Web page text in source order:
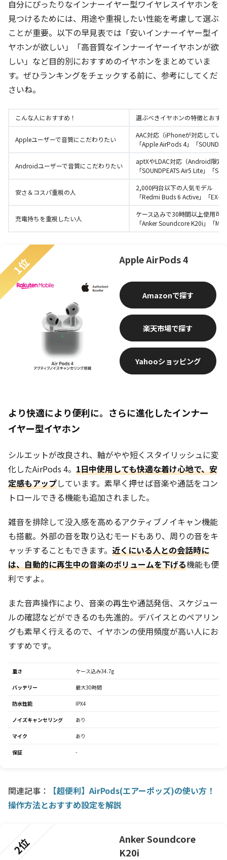
自分にぴったりなインナーイヤー型ワイヤレスイヤホンを
見つけるためには、用途や重視したい性能を考慮して選ぶ
ことが重要。以下の早見表では「安いインナーイヤー型イ
ヤホンが欲しい」「高音質なインナーイヤーイヤホンが欲
しい」など目的別におすすめのイヤホンをまとめていま
す。ぜひランキングをチェックする前に、参考にしてくだ
さいね。
こんな人におすすめ！ 選ぶべきイヤホンの特徴とおす
Appleユーザーで音質にこだわりたい
AAC対応（iPhoneが対応してい
「Apple AirPods 4」「
Androidユーザーで音質にこだわりたい
aptXやLDAC対応（Android限定
「SOUNDPEATS Air5 Lite」「
安さ＆コスパ重視の人
2,000円台以下の人気モデル
「Redmi Buds 6 Active」「EX-
充電持ちを重視したい人
ケース込みで30時間以上使用可能
「Anker Soundcore K20i」「
1位 Apple AirPods 4
楽天市場
Amazon
Yahooショッピング
より快適により便利に。さらに進化したインナー
イヤー型イヤホン
シルエットが改良され、軸がやや短くスタイリッシュに変
化したAirPods 4。 1日中使用しても快適な着け心地で、安
定感もアップしています。素早く押せば音楽や通話をコン
トロールできる機能も追加されました。
雑音を排除して没入感を高めるアクティブノイキャン機能
も搭載。外部の音を取り込むモードもあり、周りの音をキ
ャッチすることもできます。 近くにいる人との会話時に
は、自動的に再生中の音楽のボリュームを下げる機能も便
利ですよ。
また音声操作により、音楽の再生や通話発信、スケジュー
ルの確認などができるのも先進的。デバイスとのペアリン
グも素早く行えるので、イヤホンの使用頻度が高い人にお
すすめです。
重さ ケース込み34.7g
バッテリー 最大30時間
防水性能 IPX4
ノイズキャンセリング あり
マイク あり
保証 -
関連記事：
【超便利】AirPods(エアーポッズ)の使い方！
操作方法とおすすめ設定を解説
2位
Anker Soundcore
K20i